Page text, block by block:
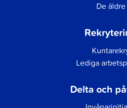
De äldre
Lediga
Delta och